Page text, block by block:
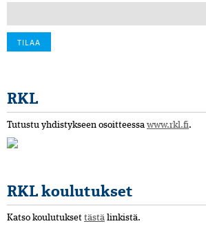
RKL
Tutustu yhdistykseen osoitteessa www.rkl.fi.
RKL koulutukset
Katso koulutukset tästä linkistä.